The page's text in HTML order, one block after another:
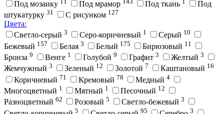
Под мозаику Под мрамор Под ткань
Под
штукатурку 31 С рисунком 127
Цвета:
Cветло-серый 3 Cеро-коричневый 1 Cерый 10
Бежевый 157 Белая 3 Белый 175 Бирюзовый 11
Бронза 9 Венге 1 Голубой 9 Графит 3 Желтый 3
Жемчужный 3 Зеленый 12 Золотой 7 Каштановый 16
Коричневый 71 Кремовый 78 Медный 4
Многоцветный 1 Мятный 1 Песочный 12
Разноцветный 62 Розовый 5 Светло-бежевый 3
5 95 3